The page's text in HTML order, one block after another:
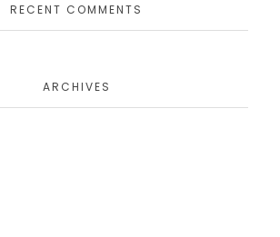
RECENT COMMENTS
ARCHIVES